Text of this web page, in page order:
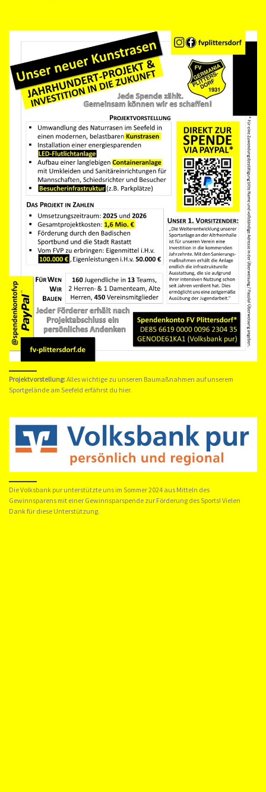
Projektvorstellung:Alles wichtige zu unseren Baumaßnahmen auf unserem
Sportgelände am Seefeld erfährst du hier.
Die Volksbank pur unterstützte uns im Sommer 2024 aus Mitteln des
Gewinnsparens mit einer Gewinnsparspende zur Förderung des Sports! Vielen
Dank für diese Unterstützung.